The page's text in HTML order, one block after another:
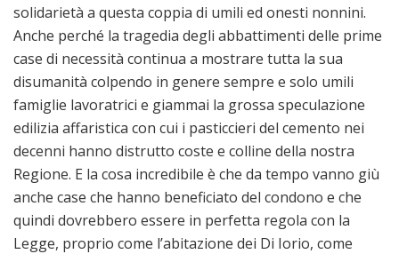
solidarietà a questa coppia di umili ed onesti nonnini.
Anche perché la tragedia degli abbattimenti delle prime
case di necessità continua a mostrare tutta la sua
disumanità colpendo in genere sempre e solo umili
famiglie lavoratrici e giammai la grossa speculazione
edilizia affaristica con cui i pasticcieri del cemento nei
decenni hanno distrutto coste e colline della nostra
Regione. E la cosa incredibile è che da tempo vanno giù
anche case che hanno beneficiato del condono e che
quindi dovrebbero essere in perfetta regola con la
Legge, proprio come l’abitazione dei Di Iorio, come